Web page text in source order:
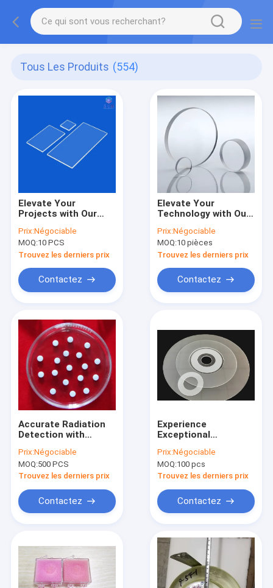
Tous Les Produits (554)
Elevate Your
Projects with Our
Low Coefficient of
Thermal Expansion
Prix:Négociable
MOQ:10 PCS
Trouvez les derniers prix
Contactez
Elevate Your
Technology with Our
Perfect Combination
of Durability and
Performance
Prix:Négociable
MOQ:10 pièces
Trouvez les derniers prix
Contactez
Accurate Radiation
Detection with
TLDs Advanced LiF
Mg Cu P
Thermoluminescent
Prix:Négociable
MOQ:500 PCS
Trouvez les derniers prix
Contactez
Experience
Exceptional
Piezoelectric Quartz
Ring for Precision
Instrumentation
Prix:Négociable
MOQ:100 pcs
Trouvez les derniers prix
Contactez